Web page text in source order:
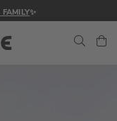
✨